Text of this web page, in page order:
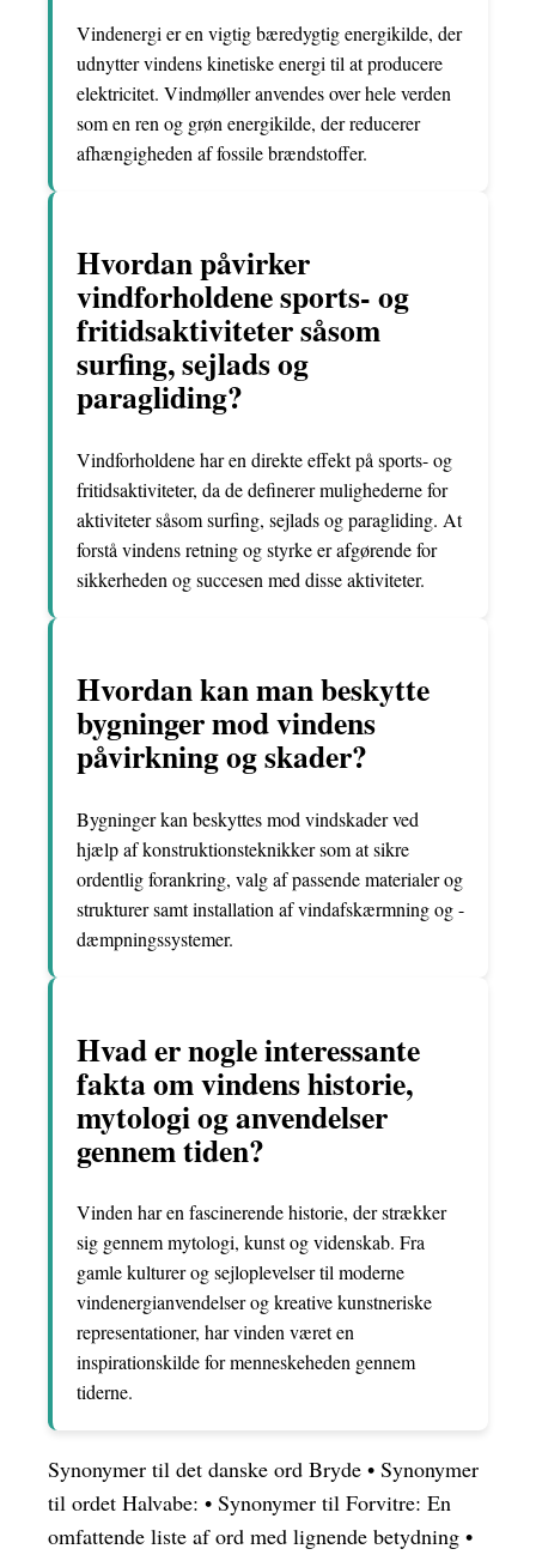
Vindenergi er en vigtig bæredygtig energikilde, der
udnytter vindens kinetiske energi til at producere
elektricitet. Vindmøller anvendes over hele verden
som en ren og grøn energikilde, der reducerer
afhængigheden af fossile brændstoffer.
Hvordan påvirker
vindforholdene sports- og
fritidsaktiviteter såsom
surfing, sejlads og
paragliding?
Vindforholdene har en direkte effekt på sports- og
fritidsaktiviteter, da de definerer mulighederne for
aktiviteter såsom surfing, sejlads og paragliding. At
forstå vindens retning og styrke er afgørende for
sikkerheden og succesen med disse aktiviteter.
Hvordan kan man beskytte
bygninger mod vindens
påvirkning og skader?
Bygninger kan beskyttes mod vindskader ved
hjælp af konstruktionsteknikker som at sikre
ordentlig forankring, valg af passende materialer og
strukturer samt installation af vindafskærmning og -
dæmpningssystemer.
Hvad er nogle interessante
fakta om vindens historie,
mytologi og anvendelser
gennem tiden?
Vinden har en fascinerende historie, der strækker
sig gennem mytologi, kunst og videnskab. Fra
gamle kulturer og sejloplevelser til moderne
vindenergianvendelser og kreative kunstneriske
representationer, har vinden været en
inspirationskilde for menneskeheden gennem
tiderne.
Synonymer til det danske ord Bryde • Synonymer
til ordet Halvabe: • Synonymer til Forvitre: En
omfattende liste af ord med lignende betydning •